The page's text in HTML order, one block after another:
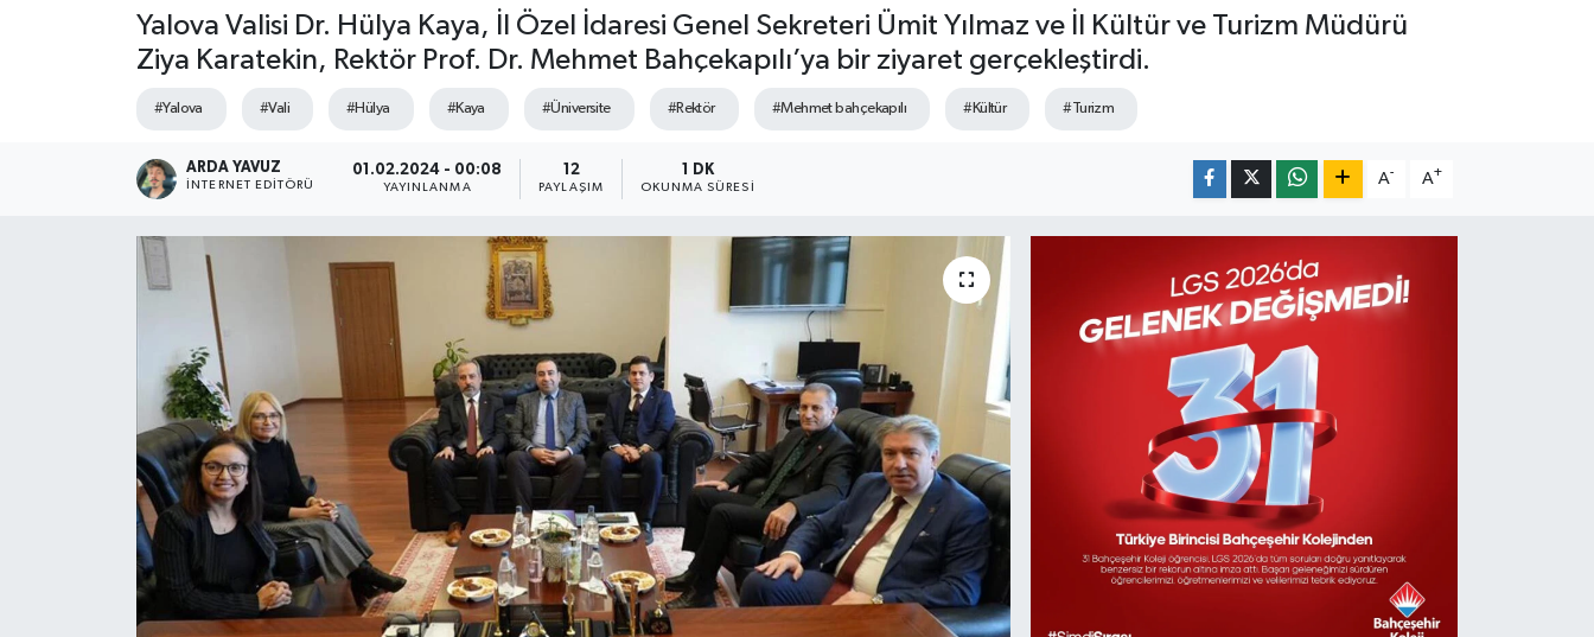
Yalova Valisi Dr. Hülya Kaya, İl Özel İdaresi Genel Sekreteri Ümit Yılmaz ve İl Kültür ve Turizm Müdürü
Ziya Karatekin, Rektör Prof. Dr. Mehmet Bahçekapılı’ya bir ziyaret gerçekleştirdi.
#Yalova #Vali #Hülya #Kaya #Üniversite #Rektör #Mehmet bahçekapılı #Kültür #Turizm
ARDA YAVUZ
İNTERNET EDITÖRÜ
01.02.2024 - 00:08
YAYINLANMA
12
PAYLAŞIM
1 DK
OKUNMA SÜRESI
A- A+
İLÇELERİMİZ
Son Dakika Haberleri